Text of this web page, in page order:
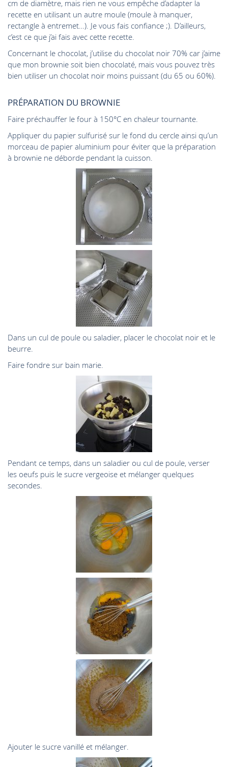
cm de diamètre, mais rien ne vous empêche d’adapter la
recette en utilisant un autre moule (moule à manquer,
rectangle à entremet…). Je vous fais confiance ;). D’ailleurs,
c’est ce que j’ai fais avec cette recette.
Concernant le chocolat, j’utilise du chocolat noir 70% car j’aime
que mon brownie soit bien chocolaté, mais vous pouvez très
bien utiliser un chocolat noir moins puissant (du 65 ou 60%).
PRÉPARATION DU BROWNIE
Faire préchauffer le four à 150°C en chaleur tournante.
Appliquer du papier sulfurisé sur le fond du cercle ainsi qu’un
morceau de papier aluminium pour éviter que la préparation
à brownie ne déborde pendant la cuisson.
Dans un cul de poule ou saladier, placer le chocolat noir et le
beurre.
Faire fondre sur bain marie.
Pendant ce temps, dans un saladier ou cul de poule, verser
les oeufs puis le sucre vergeoise et mélanger quelques
secondes.
Ajouter le sucre vanillé et mélanger.